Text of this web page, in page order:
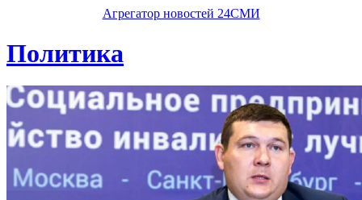
Агрегатор новостей 24СМИ
Политика